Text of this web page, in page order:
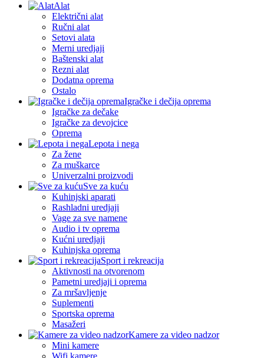
Alat
Električni alat
Ručni alat
Setovi alata
Merni uredjaji
Baštenski alat
Rezni alat
Dodatna oprema
Ostalo
Igračke i dečija oprema
Igračke za dečake
Igračke za devojcice
Oprema
Lepota i nega
Za žene
Za muškarce
Univerzalni proizvodi
Sve za kuću
Kuhinjski aparati
Rashladni uredjaji
Vage za sve namene
Audio i tv oprema
Kućni uredjaji
Kuhinjska oprema
Sport i rekreacija
Aktivnosti na otvorenom
Pametni uredjaji i oprema
Za mršavljenje
Suplementi
Sportska oprema
Masažeri
Kamere za video nadzor
Mini kamere